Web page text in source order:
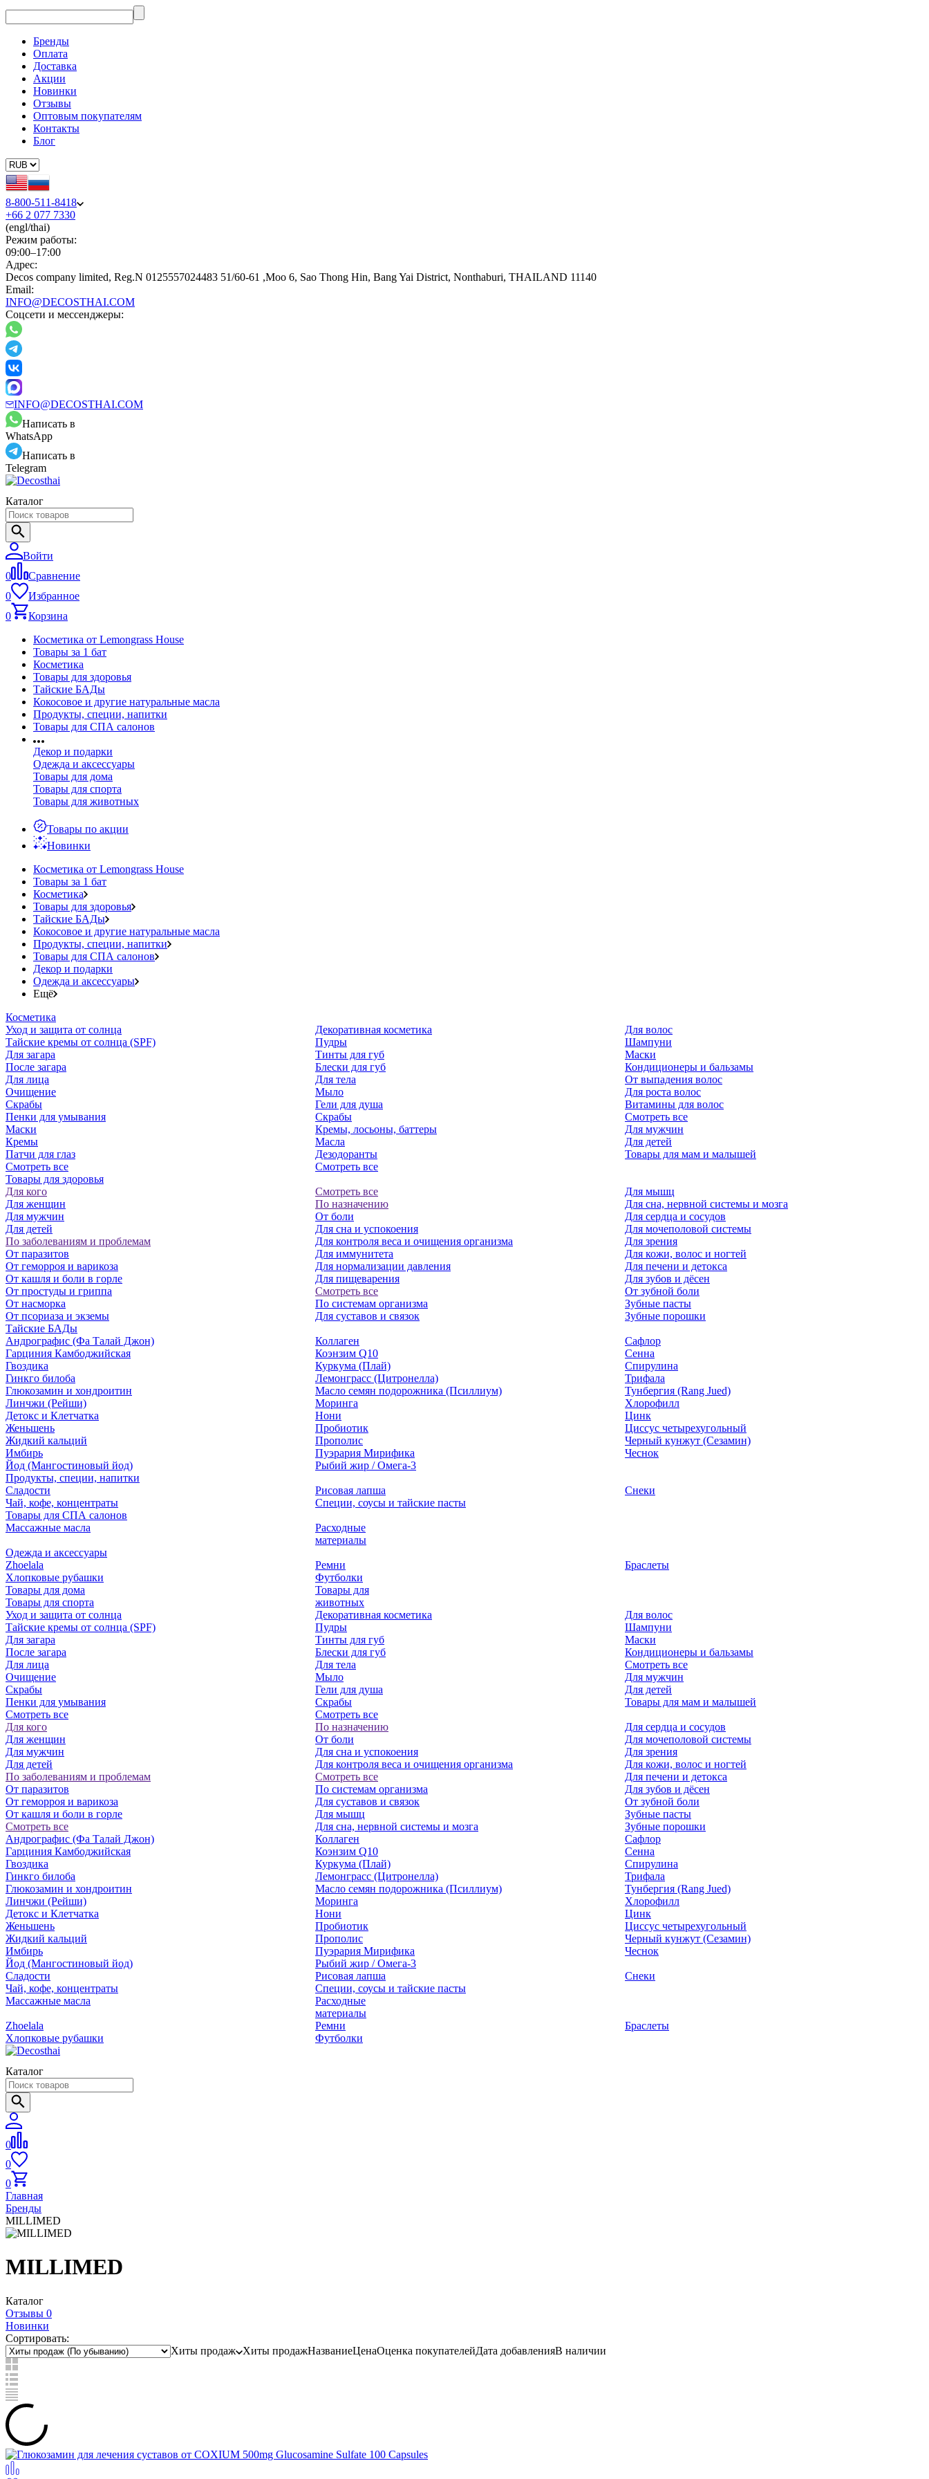
Бренды
Оплата
Доставка
Акции
Новинки
Отзывы
Оптовым покупателям
Контакты
Блог
8-800-511-8418
+66 2 077 7330
(engl/thai)
Режим работы:
09:00–17:00
Адрес:
Decos company limited, Reg.N 0125557024483 51/60-61 ,Moo 6, Sao Thong Hin, Bang Yai District, Nonthaburi, THAILAND 11140
Email:
INFO@DECOSTHAI.COM
Соцсети и мессенджеры:
INFO@DECOSTHAI.COM
Написать в
WhatsApp
Написать в
Telegram
Каталог
Войти
0
Сравнение
0
Избранное
0
Корзина
Косметика от Lemongrass House
Товары за 1 бат
Косметика
Товары для здоровья
Тайские БАДы
Кокосовое и другие натуральные масла
Продукты, специи, напитки
Товары для СПА салонов
Декор и подарки
Одежда и аксессуары
Товары для дома
Товары для спорта
Товары для животных
Товары по акции
Новинки
Косметика от Lemongrass House
Товары за 1 бат
Косметика
Товары для здоровья
Тайские БАДы
Кокосовое и другие натуральные масла
Продукты, специи, напитки
Товары для СПА салонов
Декор и подарки
Одежда и аксессуары
Ещё
Косметика
Уход и защита от солнца
Тайские кремы от солнца (SPF)
Для загара
После загара
Для лица
Очищение
Скрабы
Пенки для умывания
Маски
Кремы
Патчи для глаз
Смотреть все
Декоративная косметика
Пудры
Тинты для губ
Блески для губ
Для тела
Мыло
Гели для душа
Скрабы
Кремы, лосьоны, баттеры
Масла
Дезодоранты
Смотреть все
Для волос
Шампуни
Маски
Кондиционеры и бальзамы
От выпадения волос
Для роста волос
Витамины для волос
Смотреть все
Для мужчин
Для детей
Товары для мам и малышей
Товары для здоровья
Для кого
Для женщин
Для мужчин
Для детей
По заболеваниям и проблемам
От паразитов
Oт геморроя и варикоза
От кашля и боли в горле
От простуды и гриппа
От насморка
Oт псориаза и экземы
Смотреть все
По назначению
От боли
Для сна и успокоения
Для контроля веса и очищения организма
Для иммунитета
Для нормализации давления
Для пищеварения
Смотреть все
По системам организма
Для суставов и связок
Для мышц
Для сна, нервной системы и мозга
Для сердца и сосудов
Для мочеполовой системы
Для зрения
Для кожи, волос и ногтей
Для печени и детокса
Для зубов и дёсен
От зубной боли
Зубные пасты
Зубные порошки
Тайские БАДы
Андрографис (Фа Талай Джон)
Гарциния Камбоджийская
Гвоздика
Гинкго билоба
Глюкозамин и хондроитин
Линчжи (Рейши)
Детокс и Клетчатка
Женьшень
Жидкий кальций
Имбирь
Йод (Мангостиновый йод)
Коллаген
Коэнзим Q10
Куркума (Плай)
Лемонграсс (Цитронелла)
Масло семян подорожника (Псиллиум)
Моринга
Нони
Пробиотик
Прополис
Пуэрария Мирифика
Рыбий жир / Омега-3
Сафлор
Сенна
Спирулина
Трифала
Тунбергия (Rang Jued)
Хлорофилл
Цинк
Циссус четырехугольный
Черный кунжут (Сезамин)
Чеснок
Продукты, специи, напитки
Сладости
Чай, кофе, концентраты
Рисовая лапша
Специи, соусы и тайские пасты
Снеки
Товары для СПА салонов
Массажные масла
Расходные
материалы
Одежда и аксессуары
Zhoelala
Хлопковые рубашки
Ремни
Футболки
Браслеты
Товары для дома
Товары для спорта
Товары для
животных
Уход и защита от солнца
Тайские кремы от солнца (SPF)
Для загара
После загара
Для лица
Очищение
Скрабы
Пенки для умывания
Смотреть все
Декоративная косметика
Пудры
Тинты для губ
Блески для губ
Для тела
Мыло
Гели для душа
Скрабы
Смотреть все
Для волос
Шампуни
Маски
Кондиционеры и бальзамы
Смотреть все
Для мужчин
Для детей
Товары для мам и малышей
Для кого
Для женщин
Для мужчин
Для детей
По заболеваниям и проблемам
От паразитов
Oт геморроя и варикоза
От кашля и боли в горле
Смотреть все
По назначению
От боли
Для сна и успокоения
Для контроля веса и очищения организма
Смотреть все
По системам организма
Для суставов и связок
Для мышц
Для сна, нервной системы и мозга
Для сердца и сосудов
Для мочеполовой системы
Для зрения
Для кожи, волос и ногтей
Для печени и детокса
Для зубов и дёсен
От зубной боли
Зубные пасты
Зубные порошки
Андрографис (Фа Талай Джон)
Гарциния Камбоджийская
Гвоздика
Гинкго билоба
Глюкозамин и хондроитин
Линчжи (Рейши)
Детокс и Клетчатка
Женьшень
Жидкий кальций
Имбирь
Йод (Мангостиновый йод)
Коллаген
Коэнзим Q10
Куркума (Плай)
Лемонграсс (Цитронелла)
Масло семян подорожника (Псиллиум)
Моринга
Нони
Пробиотик
Прополис
Пуэрария Мирифика
Рыбий жир / Омега-3
Сафлор
Сенна
Спирулина
Трифала
Тунбергия (Rang Jued)
Хлорофилл
Цинк
Циссус четырехугольный
Черный кунжут (Сезамин)
Чеснок
Сладости
Чай, кофе, концентраты
Рисовая лапша
Специи, соусы и тайские пасты
Снеки
Массажные масла
Расходные
материалы
Zhoelala
Хлопковые рубашки
Ремни
Футболки
Браслеты
Каталог
0
0
0
Главная
Бренды
MILLIMED
MILLIMED
Каталог
Отзывы 0
Новинки
Сортировать:
Хиты продаж
Хиты продажНазваниеЦенаОценка покупателейДата добавленияВ наличии